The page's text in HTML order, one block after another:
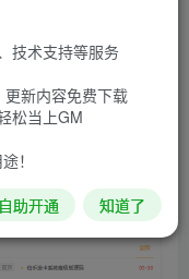
修改。最近更新
技术支持等服务
新内容免费下载
松当上GM
！
自助开通 知道了